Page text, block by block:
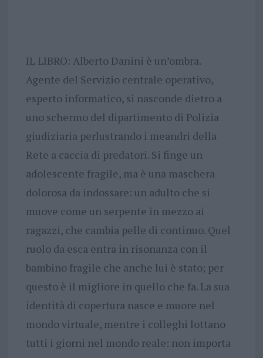
IL LIBRO: Alberto Danini è un’ombra.
Agente del Servizio centrale operativo,
esperto informatico, si nasconde dietro a
uno schermo del dipartimento di Polizia
giudiziaria perlustrando i meandri della
Rete a caccia di predatori. Si finge un
adolescente fragile, ma è una maschera
dolorosa da indossare: un adulto che si
muove come un serpente in mezzo ai
ragazzi, che cambia pelle di continuo. Quel
ruolo da esca entra in risonanza con il
bambino fragile che anche lui è stato; per
questo è il migliore in quello che fa. La sua
identità di copertura nasce e muore nel
mondo virtuale, mentre i colleghi lottano
tutti i giorni nel mondo reale: non importa